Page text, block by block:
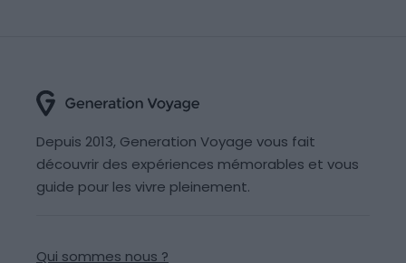
Depuis 2013, Generation Voyage vous fait
découvrir des expériences mémorables et vous
guide pour les vivre pleinement.
Qui sommes nous ?